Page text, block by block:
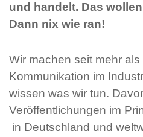
und handelt. Das
Dann nix wie ran!
Wir machen seit mehr
Kommunikation im
wissen was wir tun.
Veröffentlichungen im
in Deutschland und